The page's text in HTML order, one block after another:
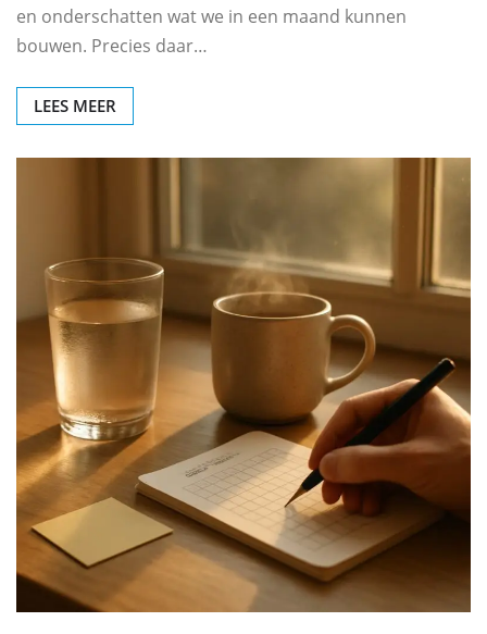
en onderschatten wat we in een maand kunnen
bouwen. Precies daar…
LEES MEER